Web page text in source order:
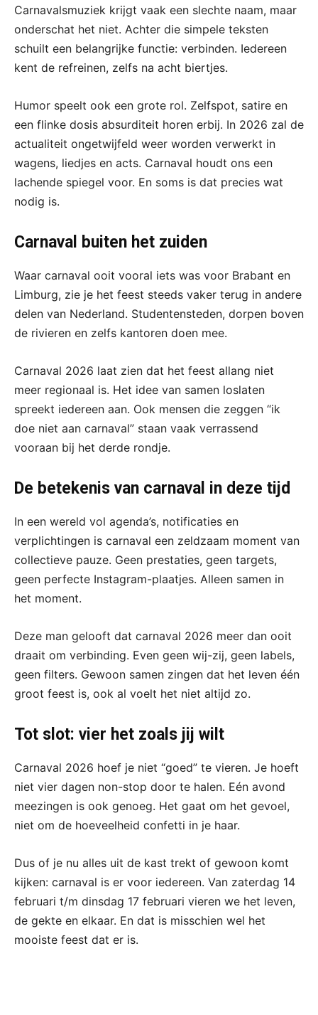
Carnavalsmuziek krijgt vaak een slechte naam, maar
onderschat het niet. Achter die simpele teksten
schuilt een belangrijke functie: verbinden. Iedereen
kent de refreinen, zelfs na acht biertjes.
Humor speelt ook een grote rol. Zelfspot, satire en
een flinke dosis absurditeit horen erbij. In 2026 zal de
actualiteit ongetwijfeld weer worden verwerkt in
wagens, liedjes en acts. Carnaval houdt ons een
lachende spiegel voor. En soms is dat precies wat
nodig is.
Carnaval buiten het zuiden
Waar carnaval ooit vooral iets was voor Brabant en
Limburg, zie je het feest steeds vaker terug in andere
delen van Nederland. Studentensteden, dorpen boven
de rivieren en zelfs kantoren doen mee.
Carnaval 2026 laat zien dat het feest allang niet
meer regionaal is. Het idee van samen loslaten
spreekt iedereen aan. Ook mensen die zeggen “ik
doe niet aan carnaval” staan vaak verrassend
vooraan bij het derde rondje.
De betekenis van carnaval in deze tijd
In een wereld vol agenda’s, notificaties en
verplichtingen is carnaval een zeldzaam moment van
collectieve pauze. Geen prestaties, geen targets,
geen perfecte Instagram-plaatjes. Alleen samen in
het moment.
Deze man gelooft dat carnaval 2026 meer dan ooit
draait om verbinding. Even geen wij-zij, geen labels,
geen filters. Gewoon samen zingen dat het leven één
groot feest is, ook al voelt het niet altijd zo.
Tot slot: vier het zoals jij wilt
Carnaval 2026 hoef je niet “goed” te vieren. Je hoeft
niet vier dagen non-stop door te halen. Eén avond
meezingen is ook genoeg. Het gaat om het gevoel,
niet om de hoeveelheid confetti in je haar.
Dus of je nu alles uit de kast trekt of gewoon komt
kijken: carnaval is er voor iedereen. Van zaterdag 14
februari t/m dinsdag 17 februari vieren we het leven,
de gekte en elkaar. En dat is misschien wel het
mooiste feest dat er is.